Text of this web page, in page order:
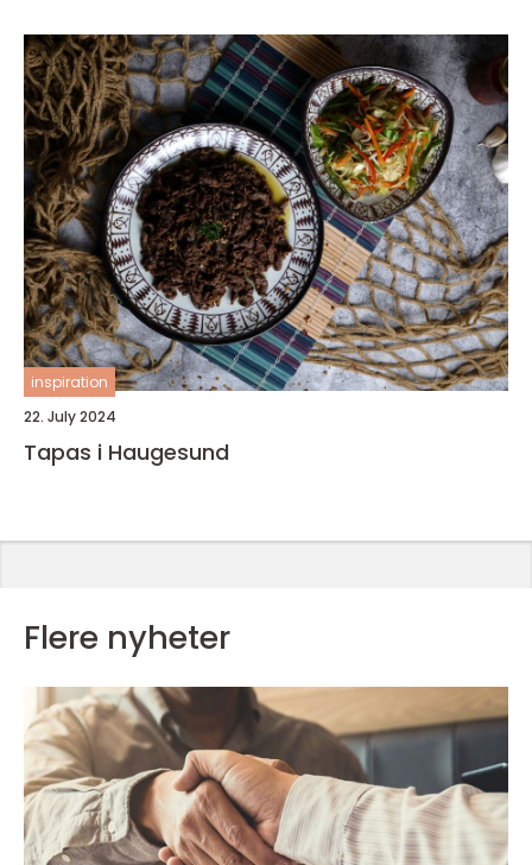
inspiration
22. July 2024
Tapas i Haugesund
Flere nyheter